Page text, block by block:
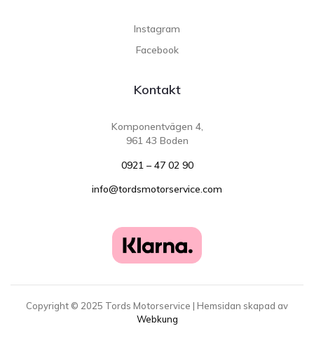
Instagram
Facebook
Kontakt
Komponentvägen 4,
961 43 Boden
0921 – 47 02 90
info@tordsmotorservice.com
Copyright © 2025 Tords Motorservice | Hemsidan skapad av
Webkung